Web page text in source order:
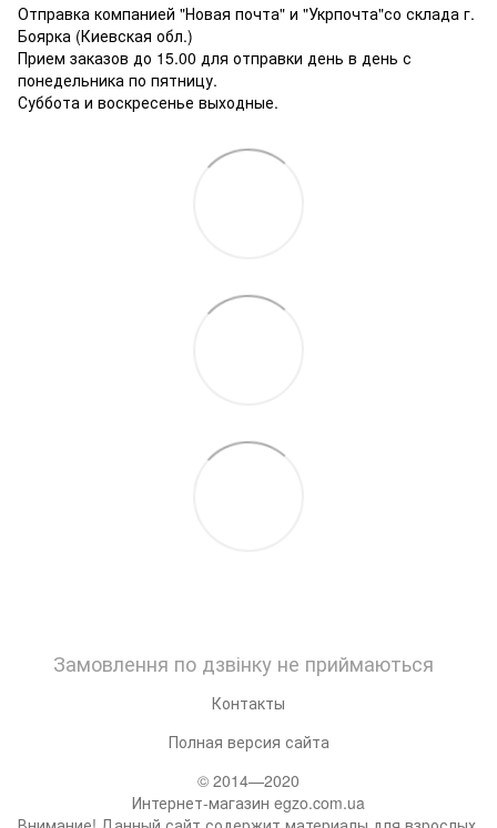
Отправка компанией "Новая почта" и "Укрпочта"со склада г.
Боярка (Киевская обл.)
Прием заказов до 15.00 для отправки день в день с
понедельника по пятницу.
Суббота и воскресенье выходные.
Замовлення по дзвінку не приймаються
Контакты
Полная версия сайта
© 2014—2020
Интернет-магазин egzo.com.ua